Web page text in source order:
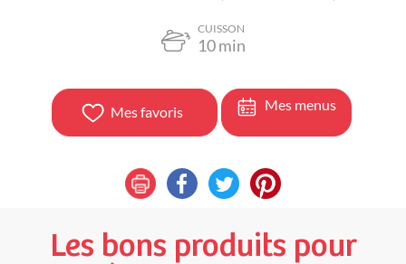
CUISSON
10min
Mes favoris Mes menus
Les bons produits pour